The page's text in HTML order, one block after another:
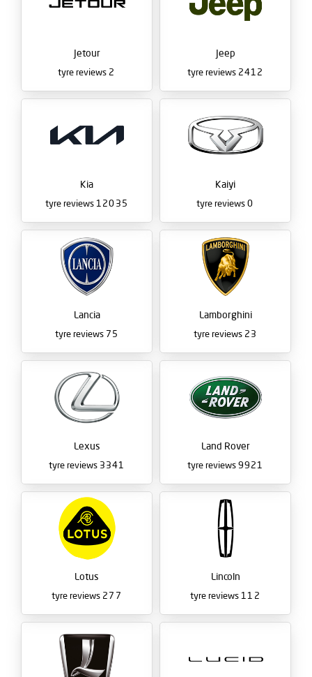
Jeep
2412
tyre reviews
Jetour
2
Kaiyi
0
tyre reviews
Kia
12035
Lamborghini
23
tyre reviews
Lancia
75
tyre reviews
Land Rover
9921
tyre reviews
Lexus
3341
tyre reviews
Lincoln
112
Lotus
277